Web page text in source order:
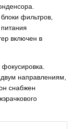
фильтров,
включен в
направлениям,
снабжен